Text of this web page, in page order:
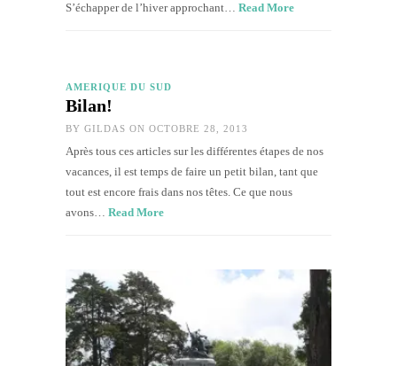
S’échapper de l’hiver approchant… Read More
AMÉRIQUE DU SUD
Bilan!
BY GILDAS ON OCTOBRE 28, 2013
Après tous ces articles sur les différentes étapes de nos
vacances, il est temps de faire un petit bilan, tant que
tout est encore frais dans nos têtes. Ce que nous
avons… Read More